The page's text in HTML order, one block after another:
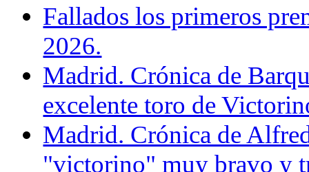
Fallados los primeros
2026.
Madrid. Crónica de
excelente toro de
Madrid. Crónica de
"victorino" muy bravo y